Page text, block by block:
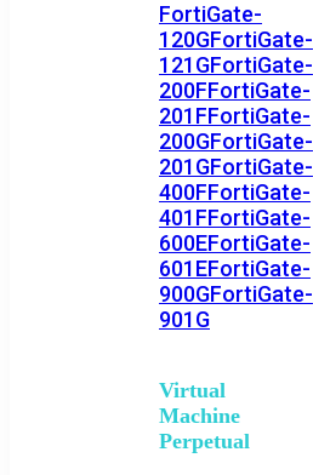
FortiGate-
120GFortiGate-
121GFortiGate-
200FFortiGate-
201FFortiGate-
200GFortiGate-
201GFortiGate-
400FFortiGate-
401FFortiGate-
600EFortiGate-
601EFortiGate-
900GFortiGate-
901G
Virtual
Machine
Perpetual